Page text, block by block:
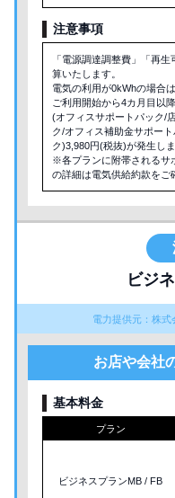
注意事項
「電源調達調整費」「再
算いたします。
電気の利用が0kWhの場合
ご利用開始から4カ月目以
(オフィスサポートパック/
ク/オフィス補助金サポー
ク)3,980円(税抜)が発生しま
※各プランに附帯されるサ
の詳細は電気供給約款をご
ビジ
電力提供元：株式
お店や会社
基本料金
プラン
ビジネスプランMB / FB